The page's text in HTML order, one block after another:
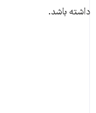
داشته باشد.